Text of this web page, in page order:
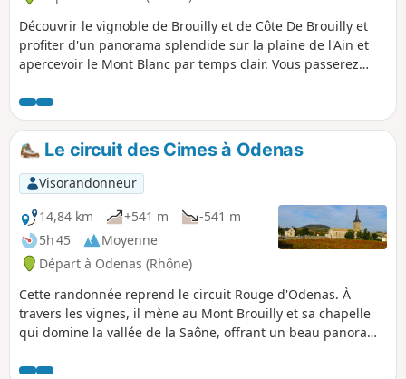
Découvrir le vignoble de Brouilly et de Côte De Brouilly et
profiter d'un panorama splendide sur la plaine de l'Ain et
apercevoir le Mont Blanc par temps clair. Vous passerez
notre région.
Le circuit des Cimes à Odenas
Visorandonneur
14,84 km
+541 m
-541 m
5h 45
Moyenne
Départ à Odenas (Rhône)
Cette randonnée reprend le circuit Rouge d'Odenas. À
travers les vignes, il mène au Mont Brouilly et sa chapelle
qui domine la vallée de la Saône, offrant un beau panorama
Monts d'Or. La seconde montée mène aux landes du